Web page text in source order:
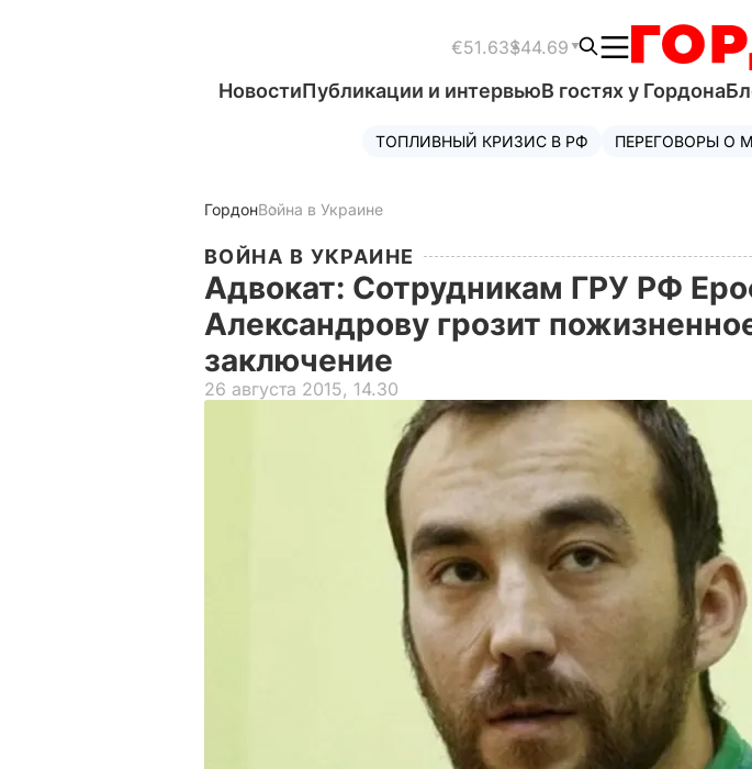
€51.63$44.69
НовостиПубликации и интервьюВ гостях у Гордона
ТОПЛИВНЫЙ КРИЗИС В РФ ПЕРЕГОВОРЫ О
ГордонВойна в Украине
ВОЙНА В УКРАИНЕ
Адвокат: Сотрудникам ГРУ РФ
Александрову грозит
заключение
26 августа 2015, 14.30